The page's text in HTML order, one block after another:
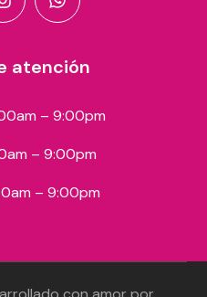
atención
– 9:00pm
– 9:00pm
– 9:00pm